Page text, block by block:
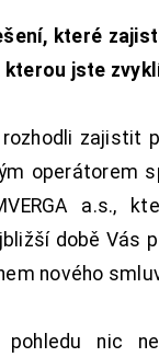
které
kterou jste
zajistit
operátorem
a.s.,
době Vás
nového
nic